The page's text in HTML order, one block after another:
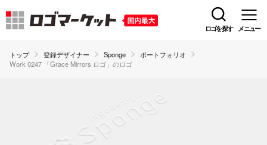
ロゴを探す メニュー
トップ 登録デザイナー Sponge
ポートフォリオ
Work 0247 「Grace Mirrors ロゴ」のロゴ